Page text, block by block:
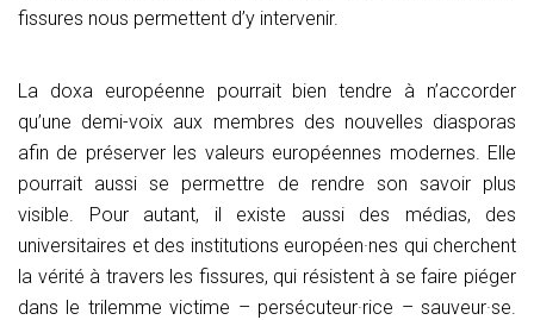
fissures nous permettent d’y intervenir.
La doxa européenne pourrait bien tendre à n’accorder
qu’une demi-voix aux membres des nouvelles diasporas
afin de préserver les valeurs européennes modernes. Elle
pourrait aussi se permettre de rendre son savoir plus
visible. Pour autant, il existe aussi des médias, des
universitaires et des institutions européen·nes qui cherchent
la vérité à travers les fissures, qui résistent à se faire piéger
dans le trilemme victime – persécuteur·rice – sauveur·se.